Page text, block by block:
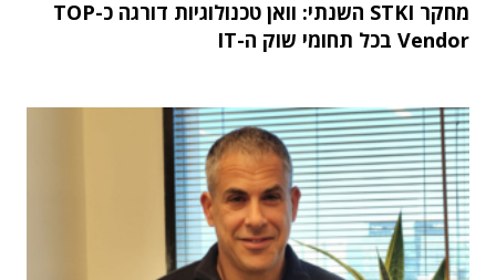
מחקר STKI השנתי: וואן טכנולוגיות דורגה כ-TOP
Vendor בכל תחומי שוק ה-IT